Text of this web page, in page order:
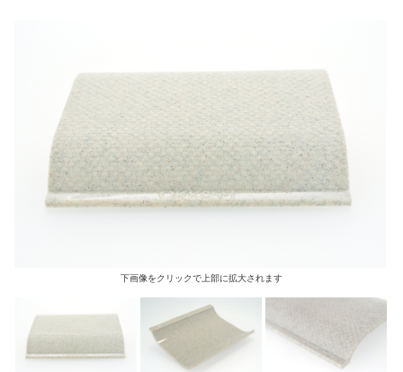
下画像をクリックで上部に拡大されます